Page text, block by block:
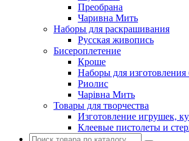
Преобрана
Чаривна Мить
Наборы для раскрашивания
Русская живопись
Бисероплетение
Кроше
Наборы для
Риолис
Чарiвна Мить
Товары для творчества
Изготовление игрушек,
Клеевые пистолеты и